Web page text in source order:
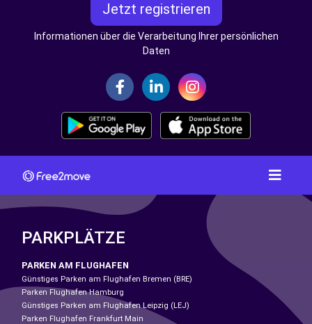
Jetzt registrieren
Informationen über die Verarbeitung Ihrer persönlichen
Daten
PARKPLÄTZE
PARKEN AM FLUGHAFEN
Günstiges Parken am Flughafen Bremen (BRE)
Parken Flughafen Hamburg
Günstiges Parken am Flughafen Leipzig (LEJ)
Parken Flughafen Frankfurt Main